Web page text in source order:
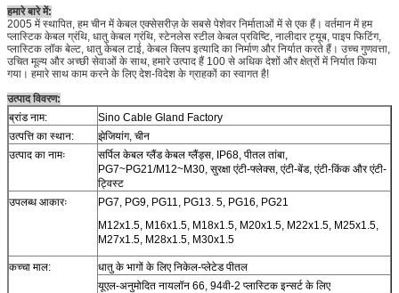
हमारे बारे में:
2005 में स्थापित, हम चीन में केबल एक्सेसरीज़ के सबसे पेशेवर निर्माताओं में से एक हैं। वर्तमान में हम
प्लास्टिक केबल ग्रंथि, धातु केबल ग्रंथि, स्टेनलेस स्टील केबल प्रविष्टि, नालीदार ट्यूब, पाइप फिटिंग,
प्लास्टिक लॉक बेल्ट, धातु केबल टाई, केबल क्लिप इत्यादि का निर्माण और निर्यात करते हैं। उच्च गुणवत्ता,
उचित मूल्य और अच्छी सेवाओं के साथ, हमारे उत्पाद हैं 100 से अधिक देशों और क्षेत्रों में निर्यात किया
गया। हमारे साथ काम करने के लिए देश-विदेश के ग्राहकों का स्वागत है!
उत्पाद विवरण:
ब्रांड नाम:
Sino Cable Gland Factory
उत्पत्ति का स्थान:
झेजियांग, चीन
उत्पाद का नामः
सर्पिल केबल ग्लैंड केबल ग्लैंड्स, IP68, पीतल तांबा,
PG7~PG21/M12~M30, सुरक्षा एंटी-फ्लेक्स, एंटी-बेंड, एंटी-किंक और एंटी-
ट्विस्ट
उपलब्ध आकारः
PG7, PG9, PG11, PG13. 5, PG16, PG21
M12x1.5, M16x1.5, M18x1.5, M20x1.5, M22x1.5, M25x1.5,
M27x1.5, M28x1.5, M30x1.5
कच्चा माल:
धातु के भागों के लिए निकेल-प्लेटेड पीतल
यूएल-अनुमोदित नायलॉन 66, 94वी-2 प्लास्टिक इन्सर्ट के लिए